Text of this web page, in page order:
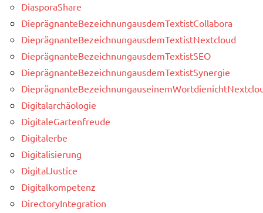
DiasporaShare
DieprägnanteBezeichnungausdemTextistCollabora
DieprägnanteBezeichnungausdemTextistNextcloud
DieprägnanteBezeichnungausdemTextistSEO
DieprägnanteBezeichnungausdemTextistSynergie
Digitalarchäologie
DigitaleGartenfreude
Digitalerbe
Digitalisierung
DigitalJustice
Digitalkompetenz
DirectoryIntegration